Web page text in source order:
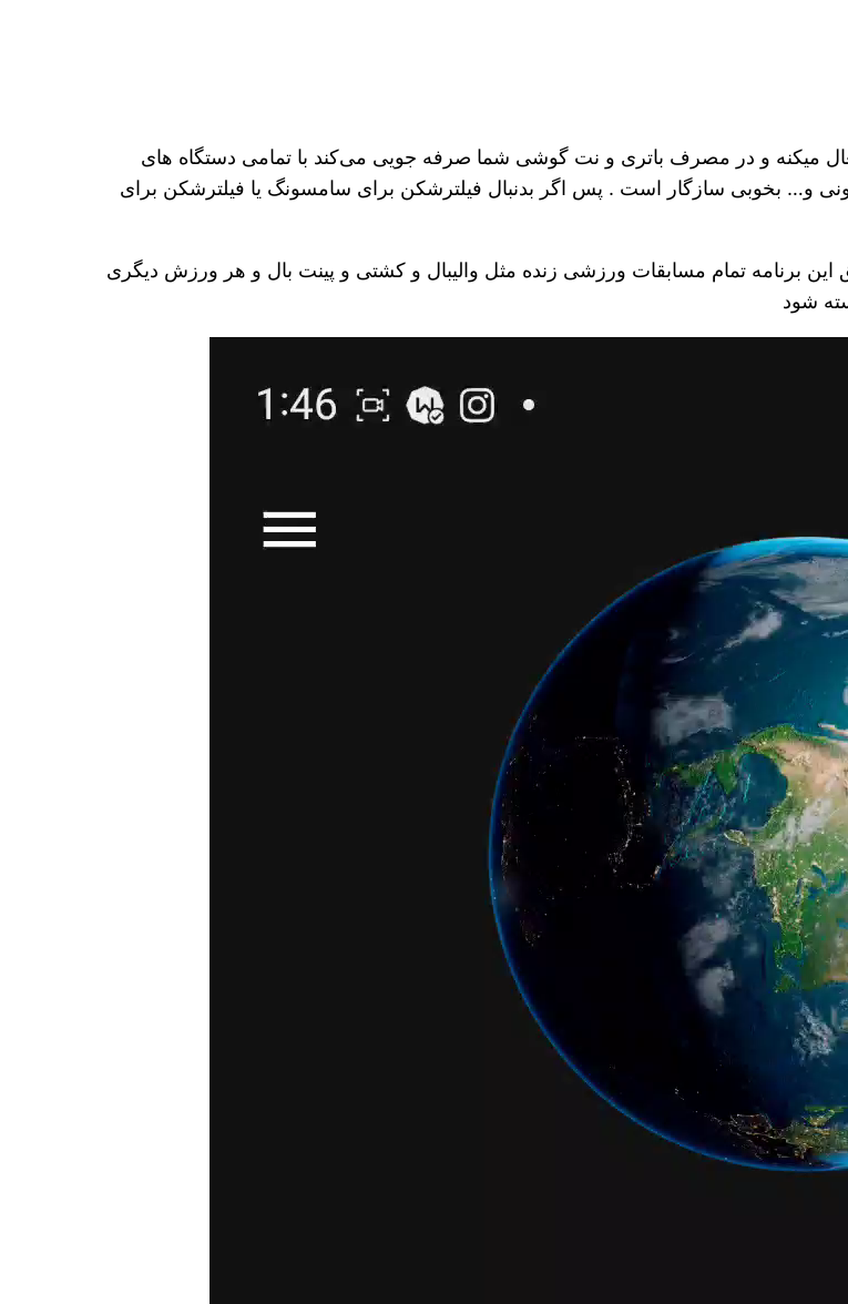
میکنه و در مصرف باتری و نت گوشی شما صرفه جویی می‌کند با تمامی دستگاه های
و… بخوبی سازگار است . پس اگر بدنبال فیلترشکن برای سامسونگ یا فیلترشکن برای
این برنامه تمام مسابقات ورزشی زنده مثل والیبال و کشتی و پینت بال و هر ورزش دیگری
شود